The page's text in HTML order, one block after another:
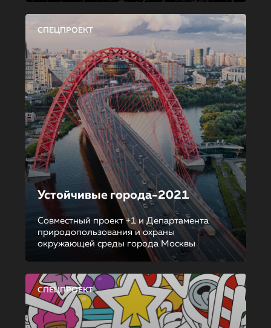
СПЕЦПРОЕКТ
Устойчивые города-2021
Совместный проект +1 и Департамента
природопользования и охраны
окружающей среды города Москвы
СПЕЦПРОЕКТ